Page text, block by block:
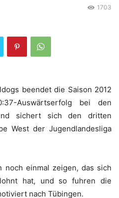
1703
beendet die Saison 2012
Auswärtserfolg bei den
sichert sich den dritten
West der Jugendlandesliga
noch einmal zeigen, das sich
hat, und so fuhren die
nach Tübingen.